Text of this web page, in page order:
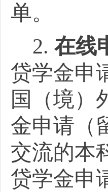
单。
2. 在线
贷学金申
国（境）
金申请（
交流的本
贷学金申